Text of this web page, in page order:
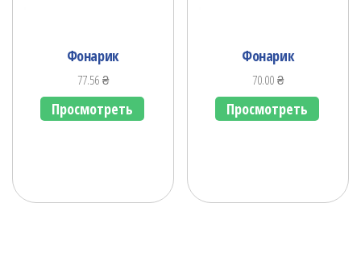
Фонарик
77.56₴
Просмотреть
Фонарик
70.00₴
Просмотреть